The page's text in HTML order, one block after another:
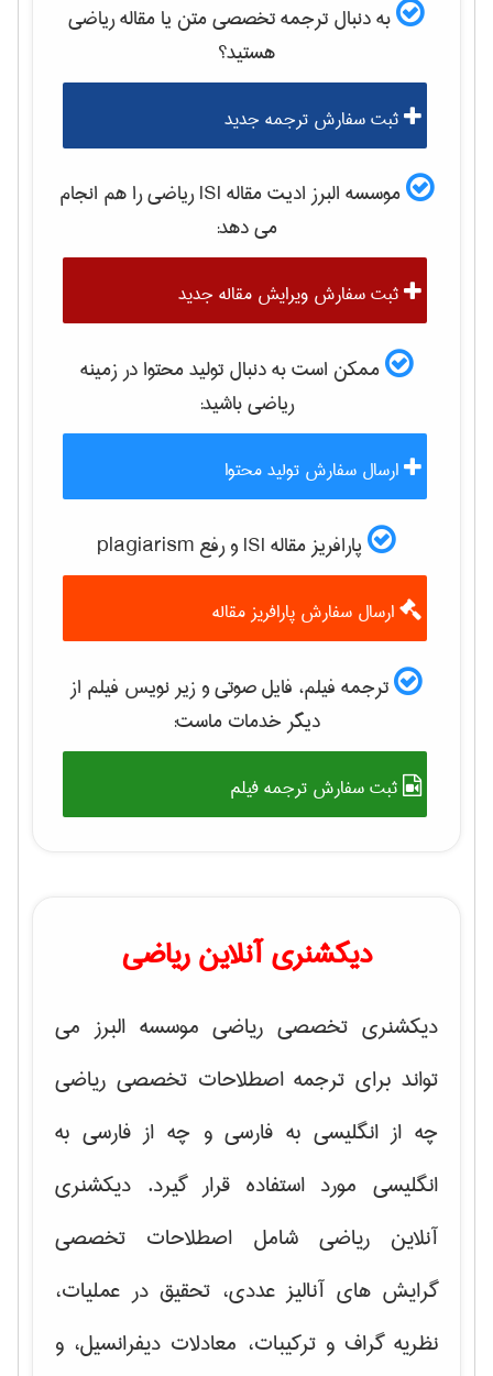
به دنبال ترجمه تخصصی متن یا مقالهرياضی
هستید؟
ثبت سفارش ترجمه جدید
موسسه البرز ادیت مقاله ISI رياضیرا هم انجام
می دهد:
ثبت سفارش ویرایش مقاله جدید
ممکن است به دنبال تولید محتوا در زمینه
رياضیباشید:
ارسال سفارش تولید محتوا
پارافریز مقاله ISI و رفع plagiarism
ارسال سفارش پارافریز مقاله
ترجمه فیلم، فایل صوتی و زیر نویس فیلم از
دیگر خدمات ماست:
ثبت سفارش ترجمه فیلم
دیکشنری آنلاین ریاضی
دیکشنری تخصصی ریاضی موسسه البرز می
تواند برای ترجمه اصطلاحات تخصصی ریاضی
چه از انگلیسی به فارسی و چه از فارسی به
انگلیسی مورد استفاده قرار گیرد. دیکشنری
آنلاین ریاضی شامل اصطلاحات تخصصی
گرایش های آنالیز عددی، تحقیق در عملیات،
نظریه گراف و تركیبات، معادلات دیفرانسیل، و